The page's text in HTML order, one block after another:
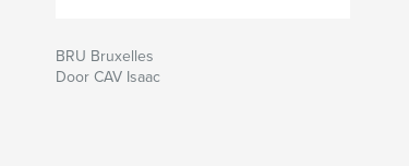
BRU Bruxelles
Door CAV Isaac